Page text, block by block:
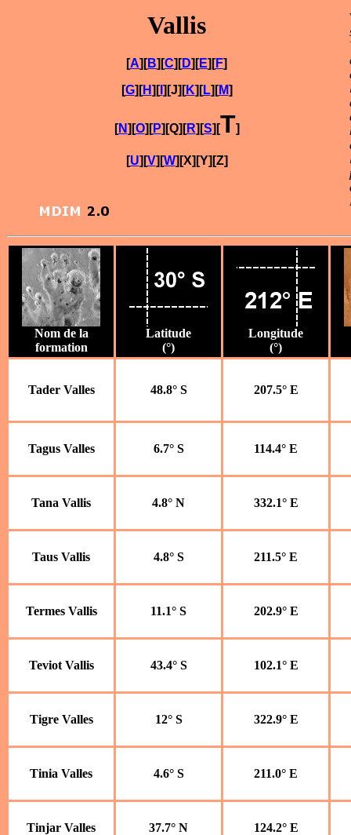
Vallis
[A][B][C][D][E][F]
[G][H][I][J][K][L][M]
[N][O][P][Q][R][S][T]
[U][V][W][X][Y][Z]
Nom de la
formation
Latitude
(°)
Longitude
(°)
Tader Valles 48.8° S 207.5° E
Tagus Valles 6.7° S 114.4° E
Tana Vallis 4.8° N 332.1° E
Taus Vallis 4.8° S 211.5° E
Termes Vallis 11.1° S 202.9° E
Teviot Vallis 43.4° S 102.1° E
Tigre Valles 12° S 322.9° E
Tinia Valles 4.6° S 211.0° E
Tinjar Valles 37.7° N 124.2° E